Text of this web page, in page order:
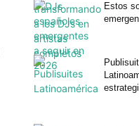
Estos